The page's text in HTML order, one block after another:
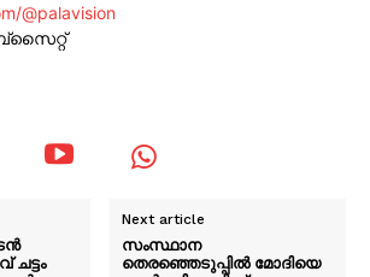
@palavision
Next article
സംസ്ഥാന
തെരഞ്ഞെടുപ്പിൽ മോദിയെ